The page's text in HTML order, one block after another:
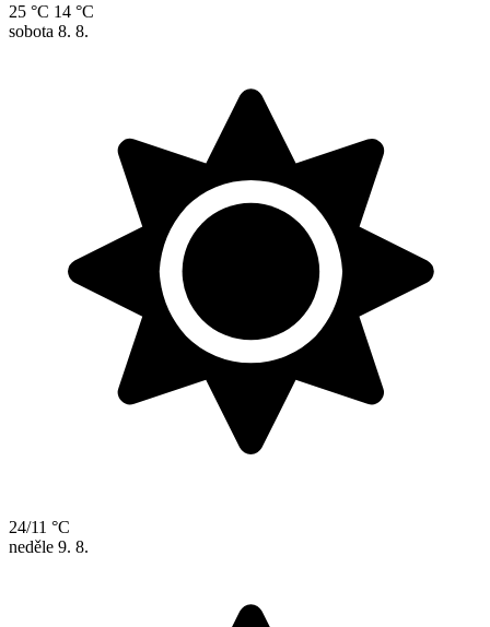
25 °C 14 °C
sobota 8. 8.
24/11 °C
neděle 9. 8.